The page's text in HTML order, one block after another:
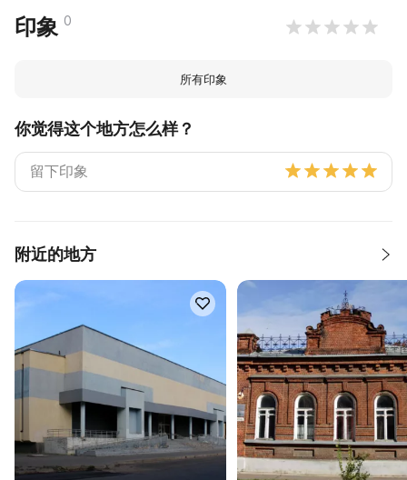
印象 0
所有印象
你觉得这个地方怎么样？
附近的地方